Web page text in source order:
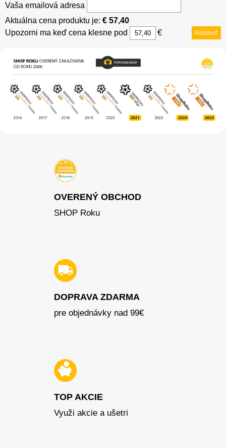
Vaša emailová adresa
Aktuálna cena produktu je: € 57,40
Upozorni ma keď cena klesne pod
€ Nastaviť
OVERENÝ OBCHOD
SHOP Roku
DOPRAVA ZDARMA
pre objednávky nad 99€
TOP AKCIE
Využi akcie a ušetri